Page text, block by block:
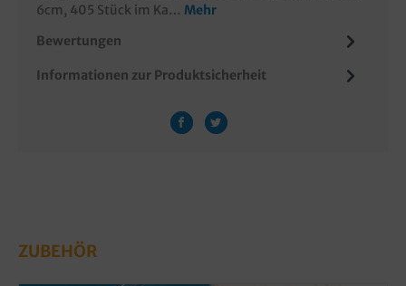
6cm, 405 Stück im Ka… Mehr
Bewertungen
Informationen zur Produktsicherheit
ZUBEHÖR